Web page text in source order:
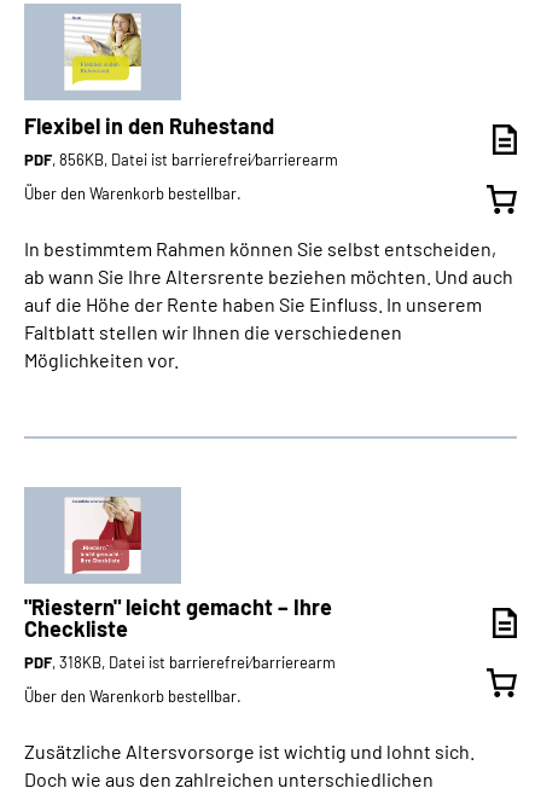
Flexibel in den Ruhestand
PDF, 856KB, Datei ist barrierefrei⁄barrierearm
Über den Warenkorb bestellbar.
In bestimmtem Rahmen können Sie selbst entscheiden,
ab wann Sie Ihre Altersrente beziehen möchten. Und auch
auf die Höhe der Rente haben Sie Einfluss. In unserem
Faltblatt stellen wir Ihnen die verschiedenen
Möglichkeiten vor.
"Riestern" leicht gemacht – Ihre
Checkliste
PDF, 318KB, Datei ist barrierefrei⁄barrierearm
Über den Warenkorb bestellbar.
Zusätzliche Altersvorsorge ist wichtig und lohnt sich.
Doch wie aus den zahlreichen unterschiedlichen